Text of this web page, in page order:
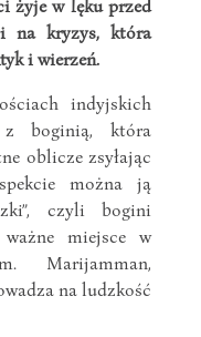
żyje w lęku przed
na kryzys, która
i wierzeń.
indyjskich
z boginią, która
oblicze zsyłając
można ją
czyli bogini
miejsce w
Marijamman,
na ludzkość